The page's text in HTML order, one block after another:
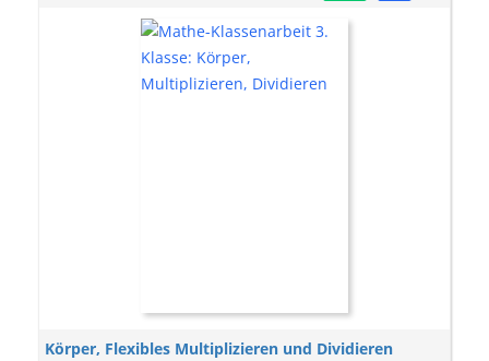
Körper, Flexibles Multiplizieren und Dividieren